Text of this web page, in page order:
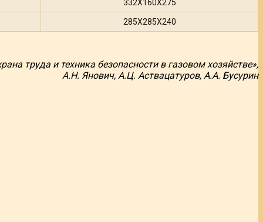
332Х160Х275
285X285X240
труда и техника безопасности в газовом хозяйстве»,
А.Н. Янович, А.Ц. Аствацатуров, А.А. Бусурин